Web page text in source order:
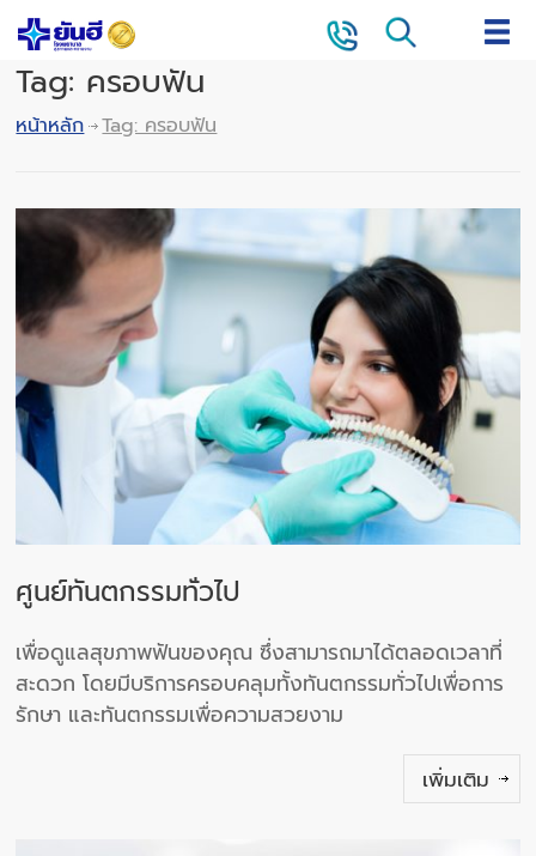
Tag: ครอบฟัน
หน้าหลัก Tag: ครอบฟัน
ศูนย์ทันตกรรมทั่วไป
เพื่อดูแลสุขภาพฟันของคุณ ซึ่งสามารถมาได้ตลอดเวลาที่
สะดวก โดยมีบริการครอบคลุมทั้งทันตกรรมทั่วไปเพื่อการ
รักษา และทันตกรรมเพื่อความสวยงาม
เพิ่มเติม